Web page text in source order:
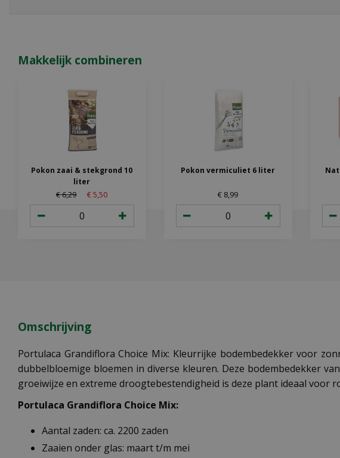
Makkelijk combineren
Pokon zaai & stekgrond 10
liter
€6,29 €5,50
Pokon vermiculiet 6 liter
€ 8,99
Omschrijving
Portulaca Grandiflora Choice Mix: Kleurrijke bodembedekker voor
dubbelbloemige bloemen in diverse kleuren. Deze bodembedekker
groeiwijze en extreme droogtebestendigheid is deze plant ideaal
Portulaca Grandiflora Choice Mix:
Aantal zaden: ca. 2200 zaden
Zaaien onder glas: maart t/m mei